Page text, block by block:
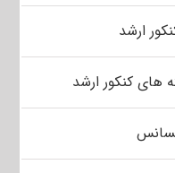
ارشد
های کنکور ارشد